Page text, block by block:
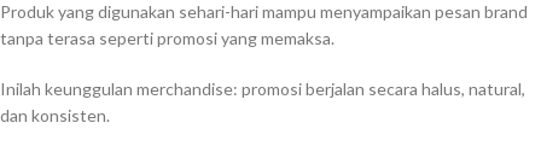
Produk yang digunakan sehari-hari mampu menyampaikan pesan brand
tanpa terasa seperti promosi yang memaksa.
Inilah keunggulan merchandise: promosi berjalan secara halus, natural,
dan konsisten.